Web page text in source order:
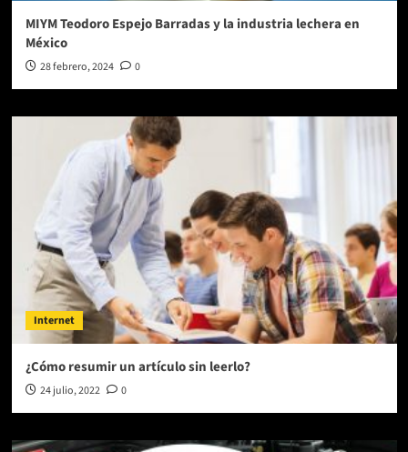
MIYM Teodoro Espejo Barradas y la industria lechera en
México
28 febrero, 2024 0
Internet
¿Cómo resumir un artículo sin leerlo?
24 julio, 2022 0